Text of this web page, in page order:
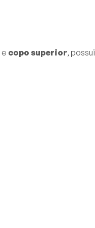
e copo superior, possui